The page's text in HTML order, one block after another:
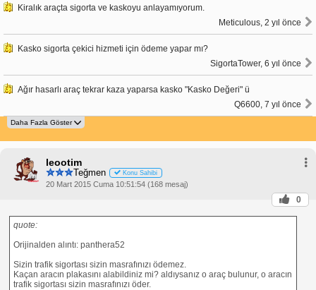
Kiralık araçta sigorta ve kaskoyu anlayamıyorum.
Meticulous, 2 yıl önce
Kasko sigorta çekici hizmeti için ödeme yapar mı?
SigortaTower, 6 yıl önce
Ağır hasarlı araç tekrar kaza yaparsa kasko "Kasko Değeri" ü
Q6600, 7 yıl önce
leootim
Teğmen Konu Sahibi
20 Mart 2015 Cuma 10:51:54 (168 mesaj)
0
quote:
Orijinalden alıntı: panthera52
Sizin trafik sigortası sizin masrafınızı ödemez.
Kaçan aracın plakasını alabildiniz mi? aldıysanız o araç bulunur, o aracın
trafik sigortası sizin masrafınızı öder.